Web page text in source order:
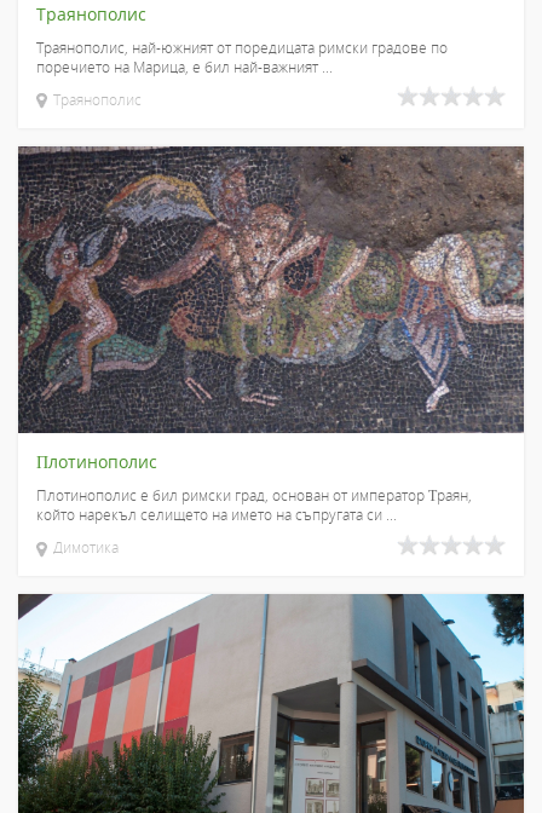
Траянополис
Траянополис, най-южният от поредицата римски градове по
поречието на Марица, е бил най-важният ...
Траянополис
Πлотинополис
Плотинополис е бил римски град, основан от император Τраян,
който нарекъл селището на името на съпругата си ...
Димотика